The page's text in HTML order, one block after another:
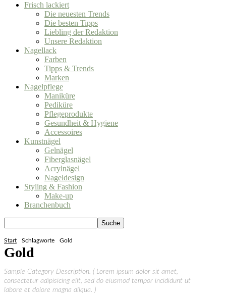
Frisch lackiert
Die neuesten Trends
Die besten Tipps
Liebling der Redaktion
Unsere Redaktion
Nagellack
Farben
Tipps & Trends
Marken
Nagelpflege
Maniküre
Pediküre
Pflegeprodukte
Gesundheit & Hygiene
Accessoires
Kunstnägel
Gelnägel
Fiberglasnägel
Acrylnägel
Nageldesign
Styling & Fashion
Make-up
Branchenbuch
Start Schlagworte Gold
Gold
Sample Category Description. ( Lorem ipsum dolor sit amet,
consectetur adipisicing elit, sed do eiusmod tempor incididunt ut
labore et dolore magna aliqua. )